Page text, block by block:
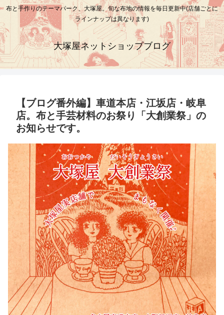
布と手作りのテーマパーク、大塚屋。旬な布地の情報を毎日更新中(店舗ごとに
ラインナップは異なります)
大塚屋ネットショップブログ
【ブログ番外編】車道本店・江坂店・岐阜
店。布と手芸材料のお祭り「大創業祭」の
お知らせです。